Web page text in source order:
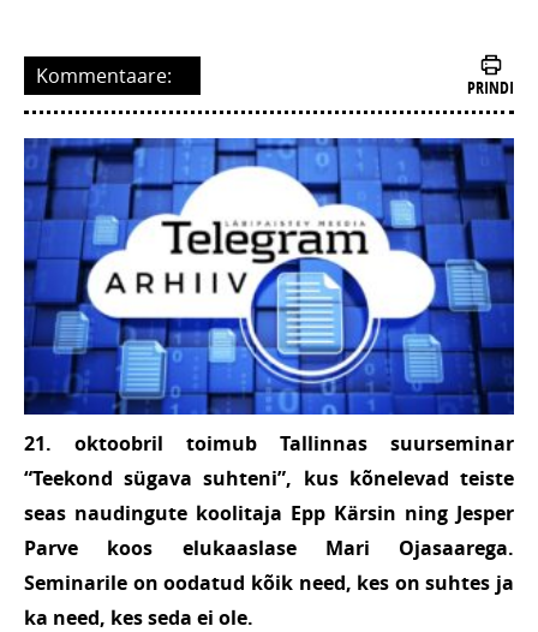
Kommentaare: PRINDI
21. oktoobril toimub Tallinnas suurseminar
“Teekond sügava suhteni”, kus kõnelevad teiste
seas naudingute koolitaja Epp Kärsin ning Jesper
Parve koos elukaaslase Mari Ojasaarega.
Seminarile on oodatud kõik need, kes on suhtes ja
ka need, kes seda ei ole.